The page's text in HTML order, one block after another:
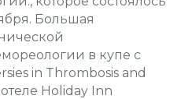
Большая
в купе с
in Thrombosis and
Holiday Inn